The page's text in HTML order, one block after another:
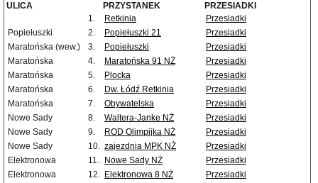
ULICA PRZYSTANEK
PRZESIADKI
1.
Retkinia
Przesiadki
Popiełuszki
2. Popiełuszki 21
Przesiadki
Maratońska (wew.)
3. Popiełuszki
Przesiadki
Maratońska
4. Maratońska 91 NŻ
Przesiadki
Maratońska
5. Plocka
Przesiadki
Maratońska
6. Dw. Łódź Retkinia
Przesiadki
Maratońska
7. Obywatelska
Przesiadki
Nowe Sady
8. Waltera-Janke NŻ
Przesiadki
Nowe Sady
9. ROD Olimpijka NŻ
Przesiadki
Nowe Sady
10. zajezdnia MPK NŻ
Przesiadki
Elektronowa
11. Nowe Sady NŻ
Przesiadki
Elektronowa
12. Elektronowa 8 NŻ
Przesiadki